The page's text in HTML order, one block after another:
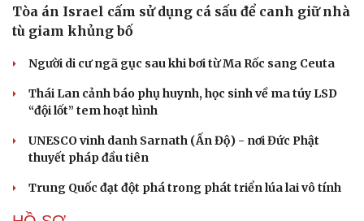
mưa tên lửa Nga
Hai điểm nóng Iran và Ukraine làm trầm trọng thêm
củng cố sức mạnh quân sự
CUỘC SỐNG ĐÓ ĐÂY